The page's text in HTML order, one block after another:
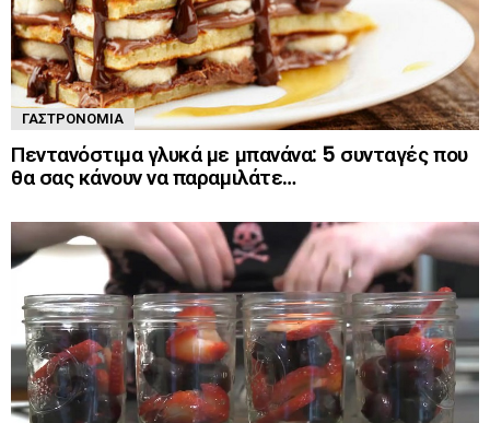
ΓΑΣΤΡΟΝΟΜΊΑ
Πεντανόστιμα γλυκά με μπανάνα: 5 συνταγές που
θα σας κάνουν να παραμιλάτε…